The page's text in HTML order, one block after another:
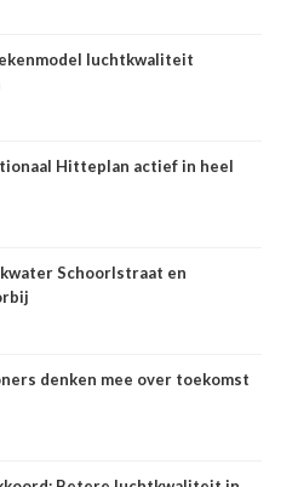
luchtkwaliteit
Hitteplan actief in heel
Schoorlstraat en
denken mee over toekomst